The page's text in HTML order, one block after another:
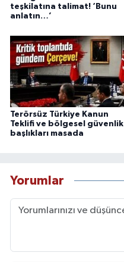
teşkilatına talimat! ‘Bunu
anlatın…’
Terörsüz Türkiye Kanun
Teklifi ve bölgesel güvenlik
başlıkları masada
Yorumlar